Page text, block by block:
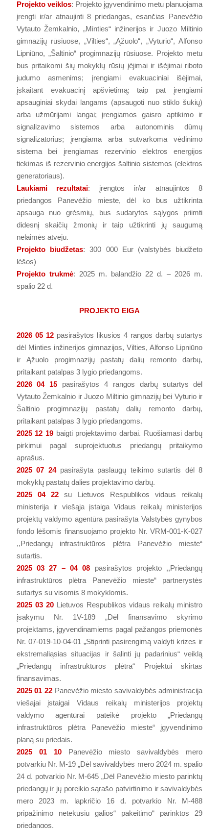
Projekto veiklos: Projekto įgyvendinimo metu planuojama
įrengti ir/ar atnaujinti 8 priedangas, esančias Panevėžio
Vytauto Žemkalnio, „Minties“ inžinerijos ir Juozo Miltinio
gimnazijų rūsiuose, „Vilties“, „Ąžuolo“, „Vyturio“, Alfonso
Lipniūno, „Šaltinio“ progimnazijų rūsiuose. Projekto metu
bus pritaikomi šių mokyklų rūsių įėjimai ir išėjimai riboto
judumo asmenims; įrengiami evakuaciniai išėjimai,
įskaitant evakuacinį apšvietimą; taip pat įrengiami
apsauginiai skydai langams (apsaugoti nuo stiklo šukių)
arba užmūrijami langai; įrengiamos gaisro aptikimo ir
signalizavimo sistemos arba autonominis dūmų
signalizatorius; įrengiama arba sutvarkoma vėdinimo
sistema bei įrengiamas rezervinio elektros energijos
tiekimas iš rezervinio energijos šaltinio sistemos (elektros
generatoriaus).
Laukiami rezultatai: įrengtos ir/ar atnaujintos 8
priedangos Panevėžio mieste, dėl ko bus užtikrinta
apsauga nuo grėsmių, bus sudarytos sąlygos priimti
didesnį skaičių žmonių ir taip užtikrinti jų saugumą
nelaimės atveju.
Projekto biudžetas: 300 000 Eur (valstybės biudžeto
lėšos)
Projekto trukmė: 2025 m. balandžio 22 d. – 2026 m.
spalio 22 d.
PROJEKTO EIGA
2026 05 12pasirašytos likusios 4 rangos darbų sutartys
dėl Minties inžinerijos gimnazijos, Vilties, Alfonso Lipniūno
ir Ąžuolo progimnazijų pastatų dalių remonto darbų,
pritaikant patalpas 3 lygio priedangoms.
2026 04 15 pasirašytos 4 rangos darbų sutartys dėl
Vytauto Žemkalnio ir Juozo Miltinio gimnazijų bei Vyturio ir
Šaltinio progimnazijų pastatų dalių remonto darbų,
pritaikant patalpas 3 lygio priedangoms.
2025 12 19baigti projektavimo darbai. Ruošiamasi darbų
pirkimui pagal suprojektuotus priedangų pritaikymo
aprašus.
2025 07 24pasirašyta paslaugų teikimo sutartis dėl 8
mokyklų pastatų dalies projektavimo darbų.
2025 04 22su Lietuvos Respublikos vidaus reikalų
ministerija ir viešąja įstaiga Vidaus reikalų ministerijos
projektų valdymo agentūra pasirašyta Valstybės gynybos
fondo lėšomis finansuojamo projekto Nr. VRM-001-K-027
,,Priedangų infrastruktūros plėtra Panevėžio mieste“
sutartis.
2025 03 27 – 04 08 pasirašytos projekto ,,Priedangų
infrastruktūros plėtra Panevėžio mieste“ partnerystės
sutartys su visomis 8 mokyklomis.
2025 03 20 Lietuvos Respublikos vidaus reikalų ministro
įsakymu Nr. 1V-189 „Dėl finansavimo skyrimo
projektams, įgyvendinamiems pagal pažangos priemonės
Nr. 07-019-10-04-01 „Stiprinti pasirengimą valdyti krizes ir
ekstremaliąsias situacijas ir šalinti jų padarinius“ veiklą
„Priedangų infrastruktūros plėtra“ Projektui skirtas
finansavimas.
2025 01 22 Panevėžio miesto savivaldybės administracija
viešajai įstaigai Vidaus reikalų ministerijos projektų
valdymo agentūrai pateikė projekto „Priedangų
infrastruktūros plėtra Panevėžio mieste“ įgyvendinimo
planą su priedais.
2025 01 10 Panevėžio miesto savivaldybės mero
potvarkiu Nr. M-19 „Dėl savivaldybės mero 2024 m. spalio
24 d. potvarkio Nr. M-645 „Dėl Panevėžio miesto parinktų
priedangų ir jų poreikio sąrašo patvirtinimo ir savivaldybės
mero 2023 m. lapkričio 16 d. potvarkio Nr. M-488
pripažinimo netekusiu galios“ pakeitimo“ parinktos 29
priedangos.